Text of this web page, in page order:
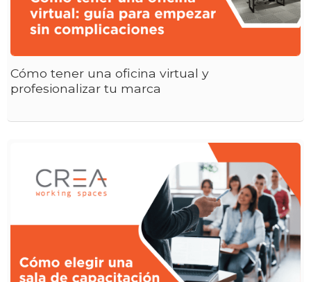
Cómo tener una oficina virtual y
profesionalizar tu marca